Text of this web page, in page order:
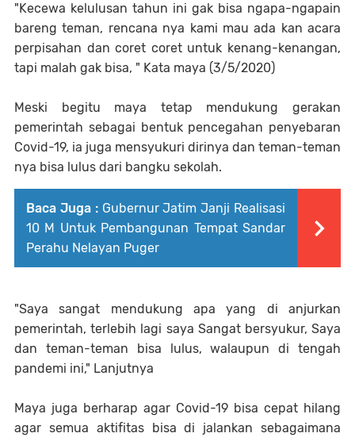
"Kecewa kelulusan tahun ini gak bisa ngapa-ngapain
bareng teman, rencana nya kami mau ada kan acara
perpisahan dan coret coret untuk kenang-kenangan,
tapi malah gak bisa, " Kata maya (3/5/2020)
Meski begitu maya tetap mendukung gerakan
pemerintah sebagai bentuk pencegahan penyebaran
Covid-19, ia juga mensyukuri dirinya dan teman-teman
nya bisa lulus dari bangku sekolah.
Baca Juga : Gubernur Jatim Janji Realisasi
10 M Untuk Pembangunan Tempat Sandar
Perahu Nelayan Puger
"Saya sangat mendukung apa yang di anjurkan
pemerintah, terlebih lagi saya Sangat bersyukur, Saya
dan teman-teman bisa lulus, walaupun di tengah
pandemi ini," Lanjutnya
Maya juga berharap agar Covid-19 bisa cepat hilang
agar semua aktifitas bisa di jalankan sebagaimana